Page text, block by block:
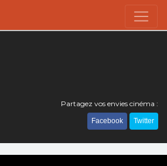
Partagez vos envies cinéma :
Facebook Twitter